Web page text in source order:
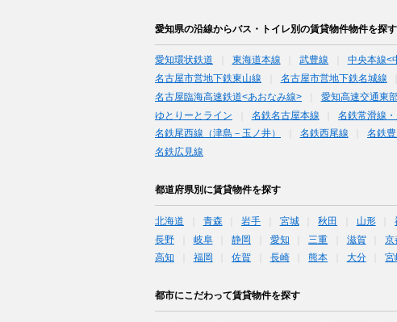
愛知県の沿線からバス・トイレ別の賃貸物件物件を探す
愛知環状鉄道 東海道本線 武豊線 中央本線<
名古屋市営地下鉄東山線
名古屋市営地下鉄名城線
名古屋臨海高速鉄道<あおなみ線>
愛知高速交通東
ゆとりーとライン
名鉄名古屋本線 名鉄常滑線
名鉄尾西線（津島－玉ノ井）
名鉄西尾線 名鉄
名鉄広見線
都道府県別に賃貸物件を探す
北海道 青森 岩手 宮城 秋田 山形
長野
岐阜 静岡 愛知 三重 滋賀 京
高知
福岡 佐賀 長崎 熊本 大分 宮
都市にこだわって賃貸物件を探す